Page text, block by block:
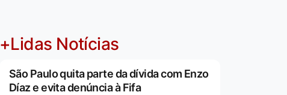
+Lidas Notícias
São Paulo quita parte da dívida com Enzo
Díaz e evita denúncia à Fifa